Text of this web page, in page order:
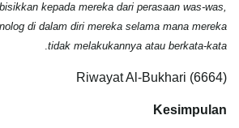
kepada mereka dari perasaan was-was,
di dalam diri mereka selama mana mereka
tidak melakukannya atau berkata-kata
.
Riwayat Al-Bukhari (6664)
Kesimpulan